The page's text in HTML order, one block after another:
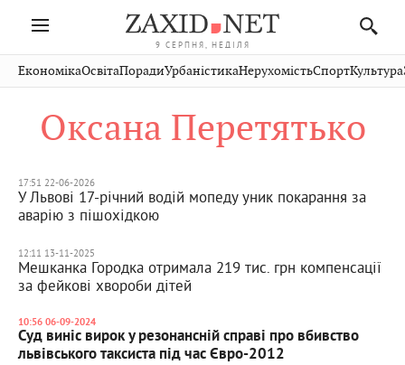
9 СЕРПНЯ, НЕДІЛЯ
Івано-
Франківськ
Волинь
Рівне
Чернівці
Стрий
Хмельницький
Публікації
Авто СловкоКультура
Кіно Дім СпортКраєзнавство
ЕкономікаОсвітаПорадиУрбаністикаНерухомістьСпортКультура
Оксана Перетятько
17:51 22-06-2026
У Львові 17-річний водій мопеду уник покарання за
аварію з пішохідкою
12:11 13-11-2025
Мешканка Городка отримала 219 тис. грн компенсації
за фейкові хвороби дітей
10:56 06-09-2024
Суд виніс вирок у резонансній справі про вбивство
львівського таксиста під час Євро-2012